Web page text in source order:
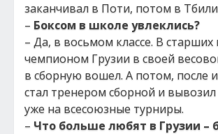
заканчивал в Поти, потом в
– Боксом в школе увлеклись?
– Да, в восьмом классе. В старших
чемпионом Грузии в своей
в сборную вошел. А потом, после
стал тренером сборной и вывозил
уже на всесоюзные турниры.
– Что больше любят в Грузии –